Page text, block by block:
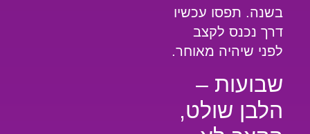
בשנה. תפסו עכשיו
דרך נכנס לקצב
לפני שיהיה מאוחר.
שבועות –
הלבן שולט,